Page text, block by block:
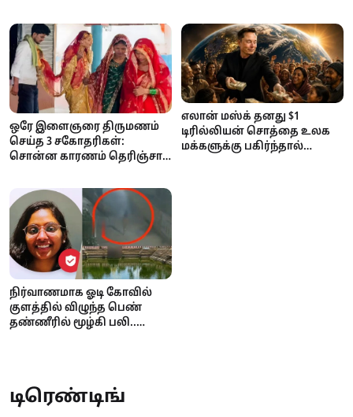
ஒரே இளைஞரை திருமணம்
செய்த 3 சகோதரிகள்:
சொன்ன காரணம் தெரிஞ்சா
எலான் மஸ்க் தனது $1
டிரில்லியன் சொத்தை உலக
மக்களுக்கு பகிர்ந்தால்
நிர்வாணமாக ஓடி கோவில்
குளத்தில் விழுந்த பெண்
தண்ணீரில் மூழ்கி பலி..
டிரெண்டிங்